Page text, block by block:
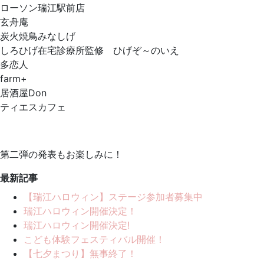
ローソン瑞江駅前店
玄舟庵
炭火焼鳥みなしげ
しろひげ在宅診療所監修 ひげぞ～のいえ
多恋人
farm+
居酒屋Don
ティエスカフェ
第二弾の発表もお楽しみに！
最新記事
【瑞江ハロウィン】ステージ参加者募集中
瑞江ハロウィン開催決定！
瑞江ハロウィン開催決定!
こども体験フェスティバル開催！
【七夕まつり】無事終了！